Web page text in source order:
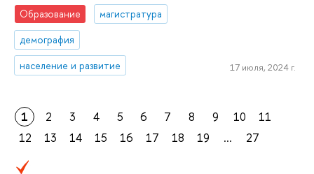
Образование
магистратура
демография
население и развитие
17 июля, 2024 г.
1 2 3 4 5 6 7 8 9 10
11
12
13 14 15 16 17 18 19 ... 27